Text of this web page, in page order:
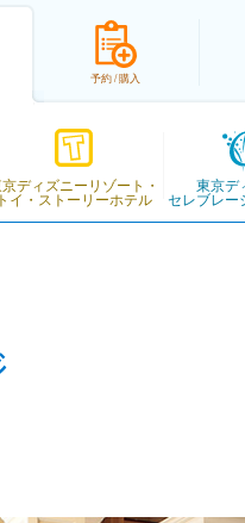
予約 / 購入
ディズニーリゾート・
イ・ストーリーホテル
東京デ
セレブレー